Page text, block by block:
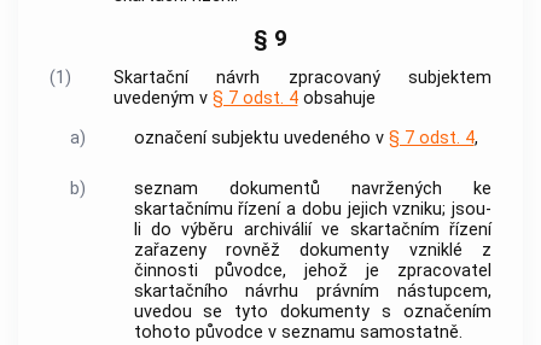
§ 9
(1)
Skartační návrh zpracovaný subjektem
uvedeným v § 7 odst. 4obsahuje
a)
označení subjektu uvedeného v § 7 odst. 4,
b) seznam dokumentů navržených ke
skartačnímu řízení a dobu jejich vzniku; jsou-
li dovýběru archiváliíve skartačním řízení
zařazeny rovněždokumenty vzniklé z
činnostipůvodce, jehož je zpracovatel
skartačního návrhu právním nástupcem,
uvedou se tytodokumenty s označením
tohoto původce v seznamu samostatně.